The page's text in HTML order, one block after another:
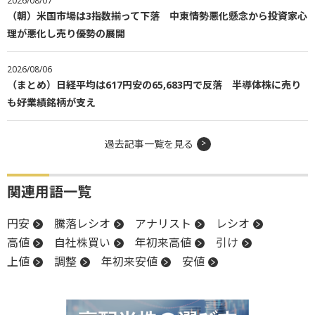
（朝）米国市場は3指数揃って下落 中東情勢悪化懸念から投資家心
理が悪化し売り優勢の展開
2026/08/06
（まとめ）日経平均は617円安の65,683円で反落 半導体株に売り
も好業績銘柄が支え
過去記事一覧を見る
関連用語一覧
円安 騰落レシオ アナリスト
レシオ
高値
自社株買い 年初来高値
引け
上値
調整 年初来安値 安値